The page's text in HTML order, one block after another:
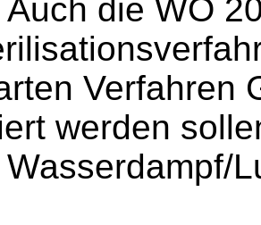
Auch die WO
Verfahren
werden